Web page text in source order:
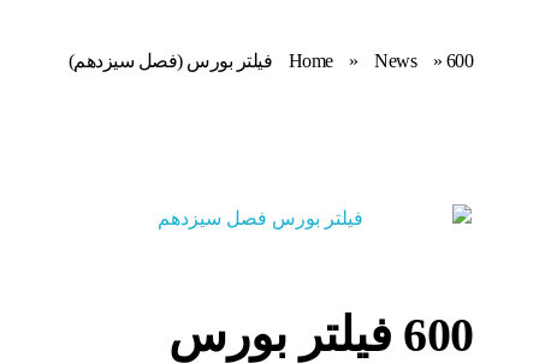
Home » News » 600 فیلتر بورس (فصل سیزدهم)
600 فیلتر بورس